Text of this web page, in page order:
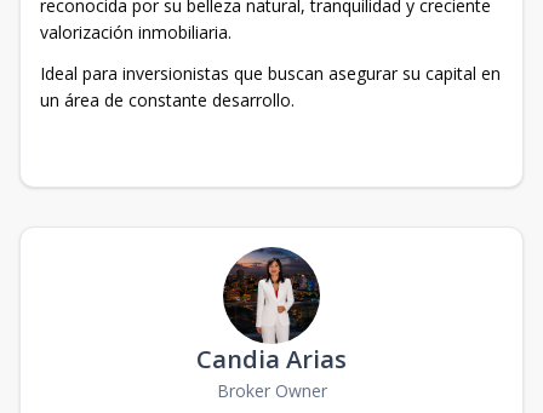
reconocida por su belleza natural, tranquilidad y creciente
valorización inmobiliaria.
Ideal para inversionistas que buscan asegurar su capital en
un área de constante desarrollo.
Candia Arias
Broker Owner